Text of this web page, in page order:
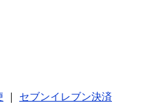
セブンイレブン決済